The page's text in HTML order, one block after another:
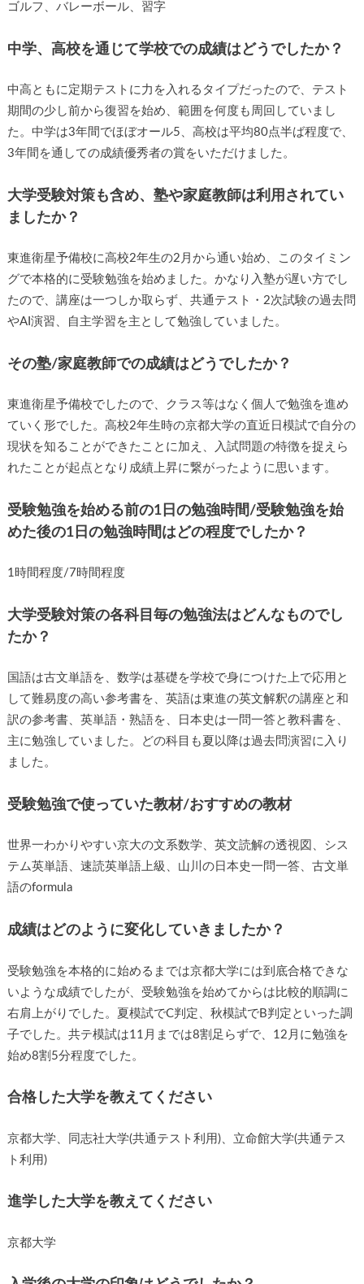
ゴルフ、バレーボール、習字
中学、高校を通じて学校での成績はどうでしたか？
中高ともに定期テストに力を入れるタイプだったので、テスト
期間の少し前から復習を始め、範囲を何度も周回していまし
た。中学は3年間でほぼオール5、高校は平均80点半ば程度で、
3年間を通しての成績優秀者の賞をいただけました。
大学受験対策も含め、塾や家庭教師は利用されてい
ましたか？
東進衛星予備校に高校2年生の2月から通い始め、このタイミン
グで本格的に受験勉強を始めました。かなり入塾が遅い方でし
たので、講座は一つしか取らず、共通テスト・2次試験の過去問
やAI演習、自主学習を主として勉強していました。
その塾/家庭教師での成績はどうでしたか？
東進衛星予備校でしたので、クラス等はなく個人で勉強を進め
ていく形でした。高校2年生時の京都大学の直近日模試で自分の
現状を知ることができたことに加え、入試問題の特徴を捉えら
れたことが起点となり成績上昇に繋がったように思います。
受験勉強を始める前の1日の勉強時間/受験勉強を始
めた後の1日の勉強時間はどの程度でしたか？
1時間程度/7時間程度
大学受験対策の各科目毎の勉強法はどんなものでし
たか？
国語は古文単語を、数学は基礎を学校で身につけた上で応用と
して難易度の高い参考書を、英語は東進の英文解釈の講座と和
訳の参考書、英単語・熟語を、日本史は一問一答と教科書を、
主に勉強していました。どの科目も夏以降は過去問演習に入り
ました。
受験勉強で使っていた教材/おすすめの教材
世界一わかりやすい京大の文系数学、英文読解の透視図、シス
テム英単語、速読英単語上級、山川の日本史一問一答、古文単
語のformula
成績はどのように変化していきましたか？
受験勉強を本格的に始めるまでは京都大学には到底合格できな
いような成績でしたが、受験勉強を始めてからは比較的順調に
右肩上がりでした。夏模試でC判定、秋模試でB判定といった調
子でした。共テ模試は11月までは8割足らずで、12月に勉強を
始め8割5分程度でした。
合格した大学を教えてください
京都大学、同志社大学(共通テスト利用)、立命館大学(共通テス
ト利用)
進学した大学を教えてください
京都大学